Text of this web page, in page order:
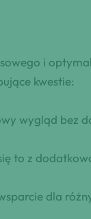
i
kwestie:
wygląd bez
to z
dla